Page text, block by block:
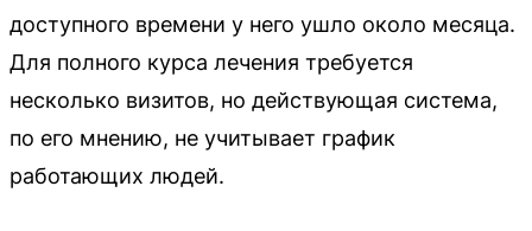
доступного времени у него ушло около месяца.
Для полного курса лечения требуется
несколько визитов, но действующая система,
по его мнению, не учитывает график
работающих людей.